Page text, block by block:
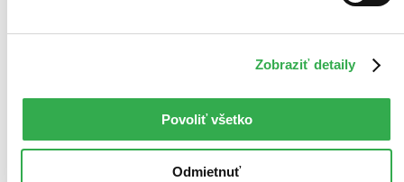
Zobraziť detaily
Povoliť všetko
Odmietnuť
Denník podnikavej ženy je nedatovaný zápisník pre každú ŽENU,
KTORÁ SI AKTÍVNE UŽÍVA ŽIVOT. Obsahuje množstvo
priestoru na zapísanie vlastných myšlienok, nápadov a zámerov,